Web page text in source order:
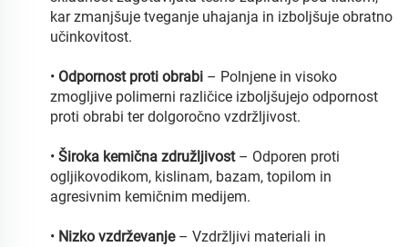
kar zmanjšuje tveganje uhajanja in izboljšuje obratno
učinkovitost.
• Odpornost proti obrabi – Polnjene in visoko
zmogljive polimerni različice izboljšujejo odpornost
proti obrabi ter dolgoročno vzdržljivost.
• Široka kemična združljivost – Odporen proti
ogljikovodikom, kislinam, bazam, topilom in
agresivnim kemičnim medijem.
• Nizko vzdrževanje – Vzdržljivi materiali in